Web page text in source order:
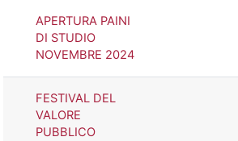
APERTURA PAINI
DI STUDIO
NOVEMBRE 2024
FESTIVAL DEL
VALORE
PUBBLICO